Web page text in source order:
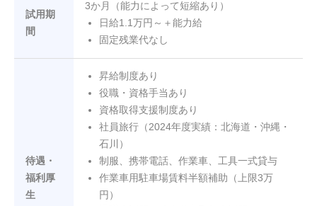
試用期
間
3か月（能力によって短縮あり）
日給1.1万円～＋能力給
固定残業代なし
待遇・
福利厚
生
昇給制度あり
役職・資格手当あり
資格取得支援制度あり
社員旅行（2024年度実績：北海道・沖縄・
石川）
制服、携帯電話、作業車、工具一式貸与
作業車用駐車場賃料半額補助（上限3万
円）